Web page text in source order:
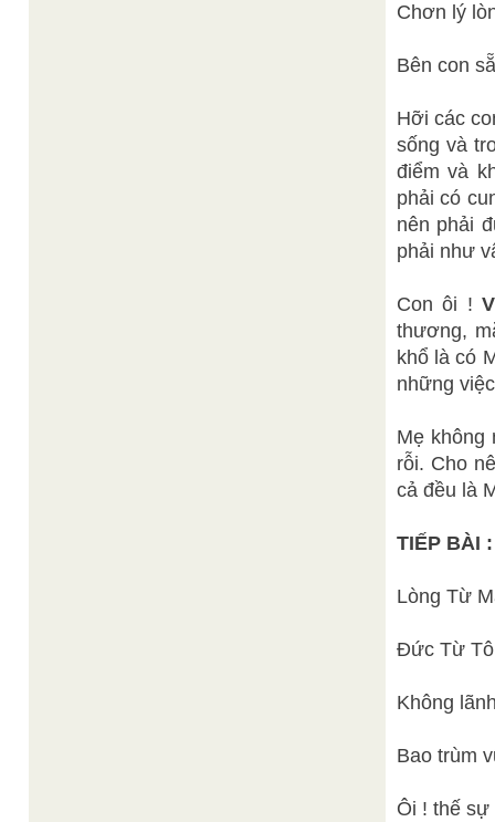
Chơn lý
Bên con
Hỡi các
sống và
điểm và
phải có
nên phải
phải như
Con ôi !
thương,
khổ là có
những
Mẹ không
rỗi. Cho
cả đều là
TIẾP BÀI :
Lòng Từ
Đức Từ
Không
Bao trùm
Ôi ! thế sự